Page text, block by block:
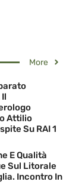
More
Attilio
Su RAI 1
E Qualità
Sul Litorale
Incontro In